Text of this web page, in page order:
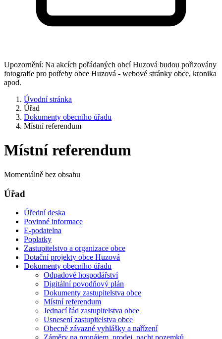
Upozornění: Na akcích pořádaných obcí Huzová budou pořizovány
fotografie pro potřeby obce Huzová - webové stránky obce, kronika
apod.
Úvodní stránka
Úřad
Dokumenty obecního úřadu
Místní referendum
Místní referendum
Momentálně bez obsahu
Úřad
Úřední deska
Povinné informace
E-podatelna
Poplatky
Zastupitelstvo a organizace obce
Dotační projekty obce Huzová
Dokumenty obecního úřadu
Odpadové hospodářství
Digitální povodňový plán
Dokumenty zastupitelstva obce
Místní referendum
Jednací řád zastupitelstva obce
Usnesení zastupitelstva obce
Obecně závazné vyhlášky a nařízení